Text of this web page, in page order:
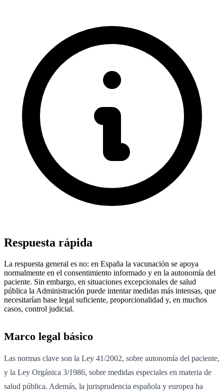
Respuesta rápida
La respuesta general es no: en España la vacunación se apoya
normalmente en el consentimiento informado y en la autonomía del
paciente. Sin embargo, en situaciones excepcionales de salud
pública la Administración puede intentar medidas más intensas, que
necesitarían base legal suficiente, proporcionalidad y, en muchos
casos, control judicial.
Marco legal básico
Las normas clave son la Ley 41/2002, sobre autonomía del paciente,
y la Ley Orgánica 3/1986, sobre medidas especiales en materia de
salud pública. Además, la jurisprudencia española y europea ha